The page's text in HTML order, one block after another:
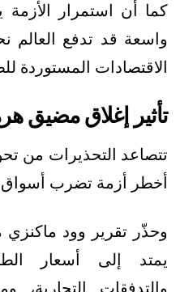
كما أن استمرار الأزمة
واسعة قد تدفع العالم
الاقتصادات المستوردة
تأثير إغلاق مضيق
تتصاعد التحذيرات من
أخطر أزمة تضرب أسواق
وحذّر تقرير وود
يمتد إلى أسعار
والتدفقات التجارية،